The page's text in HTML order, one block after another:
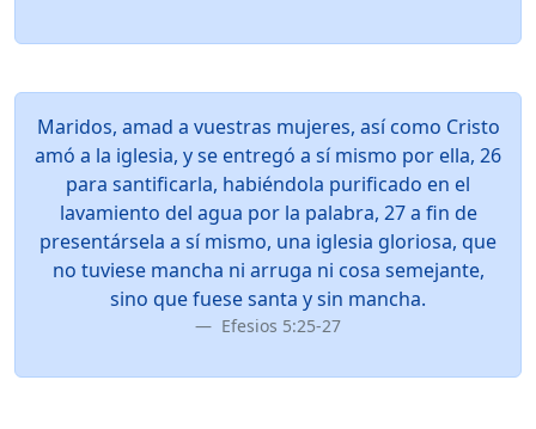
Maridos, amad a vuestras mujeres, así como Cristo
amó a la iglesia, y se entregó a sí mismo por ella, 26
para santificarla, habiéndola purificado en el
lavamiento del agua por la palabra, 27 a fin de
presentársela a sí mismo, una iglesia gloriosa, que
no tuviese mancha ni arruga ni cosa semejante,
sino que fuese santa y sin mancha.
Efesios 5:25-27